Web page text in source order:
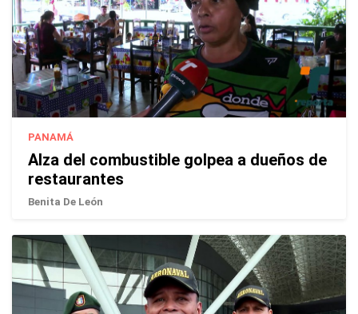
PANAMÁ
Alza del combustible golpea a dueños de
restaurantes
Benita De León